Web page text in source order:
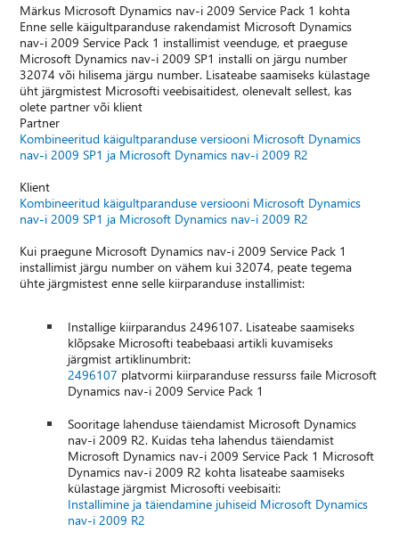
Märkus Microsoft Dynamics nav-i 2009 Service Pack 1 kohta
Enne selle käigultparanduse rakendamist Microsoft Dynamics
nav-i 2009 Service Pack 1 installimist veenduge, et praeguse
Microsoft Dynamics nav-i 2009 SP1 installi on järgu number
32074 või hilisema järgu number. Lisateabe saamiseks külastage
üht järgmistest Microsofti veebisaitidest, olenevalt sellest, kas
olete partner või klient
Partner
Kombineeritud käigultparanduse versiooni Microsoft Dynamics
nav-i 2009 SP1 ja Microsoft Dynamics nav-i 2009 R2
Klient
Kombineeritud käigultparanduse versiooni Microsoft Dynamics
nav-i 2009 SP1 ja Microsoft Dynamics nav-i 2009 R2
Kui praegune Microsoft Dynamics nav-i 2009 Service Pack 1
installimist järgu number on vähem kui 32074, peate tegema
ühte järgmistest enne selle kiirparanduse installimist:
Installige kiirparandus 2496107. Lisateabe saamiseks
klõpsake Microsofti teabebaasi artikli kuvamiseks
järgmist artiklinumbrit:
2496107 platvormi kiirparanduse ressurss faile Microsoft
Dynamics nav-i 2009 Service Pack 1
Sooritage lahenduse täiendamist Microsoft Dynamics
nav-i 2009 R2. Kuidas teha lahendus täiendamist
Microsoft Dynamics nav-i 2009 Service Pack 1 Microsoft
Dynamics nav-i 2009 R2 kohta lisateabe saamiseks
külastage järgmist Microsofti veebisaiti:
Installimine ja täiendamine juhiseid Microsoft Dynamics
nav-i 2009 R2